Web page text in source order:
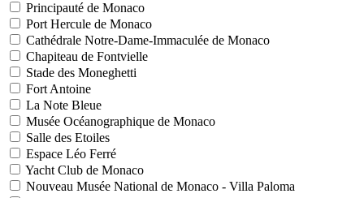
Principauté de Monaco
Port Hercule de Monaco
Cathédrale Notre-Dame-Immaculée de Monaco
Chapiteau de Fontvielle
Stade des Moneghetti
Fort Antoine
La Note Bleue
Musée Océanographique de Monaco
Salle des Etoiles
Espace Léo Ferré
Yacht Club de Monaco
Nouveau Musée National de Monaco - Villa Paloma